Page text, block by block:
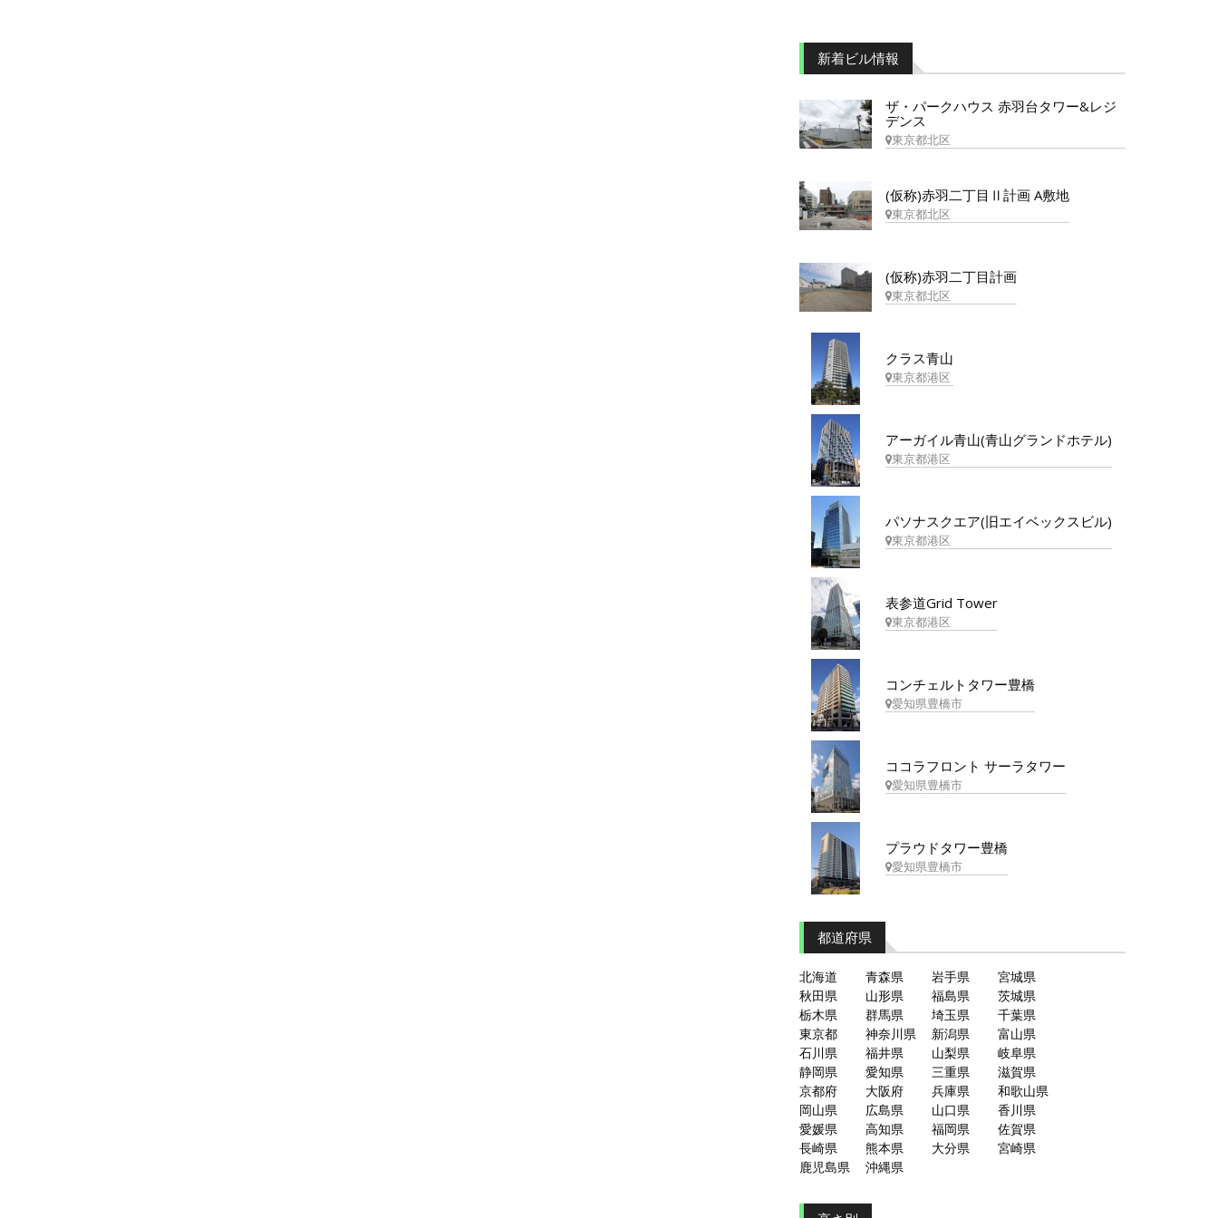
新着ビル情報
ザ・パークハウス 赤羽台タワー&レジ
デンス
東京都北区
(仮称)赤羽二丁目Ⅱ計画 A敷地
東京都北区
(仮称)赤羽二丁目計画
東京都北区
クラス青山
東京都港区
アーガイル青山(青山グランドホテル)
東京都港区
パソナスクエア(旧エイベックスビル)
東京都港区
表参道Grid Tower
東京都港区
コンチェルトタワー豊橋
愛知県豊橋市
ココラフロント サーラタワー
愛知県豊橋市
プラウドタワー豊橋
愛知県豊橋市
都道府県
北海道 青森県 岩手県
宮城県
秋田県
山形県 福島県
茨城県
栃木県
群馬県 埼玉県
千葉県
東京都
神奈川県 新潟県
富山県
石川県
福井県 山梨県
岐阜県
静岡県
愛知県 三重県
滋賀県
京都府
大阪府 兵庫県
和歌山県
岡山県
広島県 山口県
香川県
愛媛県
高知県 福岡県
佐賀県
長崎県
熊本県 大分県
宮崎県
鹿児島県
沖縄県